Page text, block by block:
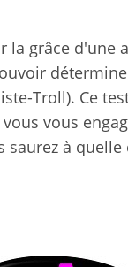
la grâce d'une
Troll). Ce
vous
à